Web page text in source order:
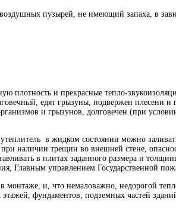
пузырей, не имеющий запаха, в
плотность и прекрасные тепло-
едят грызуны, подвержен плесени
и грызунов, долговечен (при
в жидком состоянии можно
наличии трещин во внешней стене,
в плитах заданного размера и
Главным управлением Государственной
и, что немаловажно, недорогой
фундаментов, подземных частей